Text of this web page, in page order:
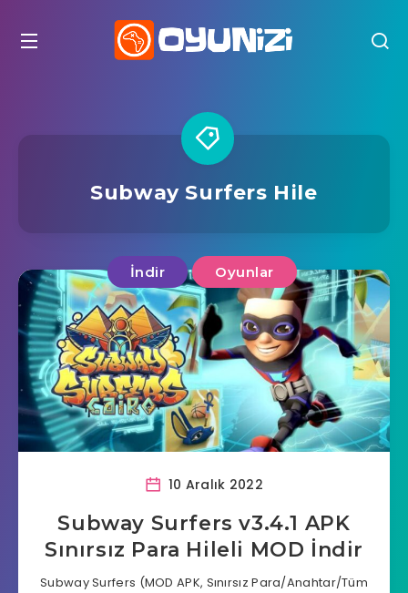
Subway Surfers Hile
İndir Oyunlar
10 Aralık 2022
Subway Surfers v3.4.1 APK
Sınırsız Para Hileli MOD İndir
Subway Surfers (MOD APK, Sınırsız Para/Anahtar/Tüm